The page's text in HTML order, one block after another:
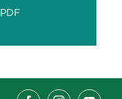
PDF